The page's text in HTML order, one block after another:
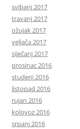
svibanj 2017
travanj 2017
ožujak 2017
veljača 2017
siječanj 2017
prosinac 2016
studeni 2016
listopad 2016
rujan 2016
kolovoz 2016
srpanj 2016